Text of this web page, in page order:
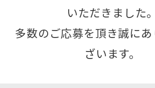
いただきました。
多数のご応募を頂き誠に
ざいます。